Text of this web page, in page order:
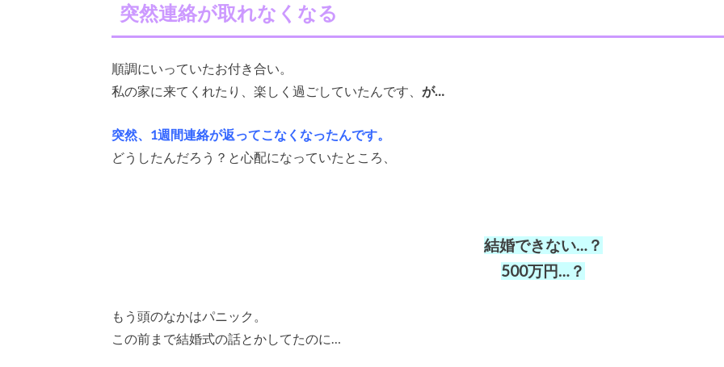
突然連絡が取れなくなる
順調にいっていたお付き合い。
私の家に来てくれたり、楽しく過ごしていたんです、 が…
突然、1週間連絡が返ってこなくなったんです。
どうしたんだろう？と心配になっていたところ、
結婚できない…？
500万円…？
もう頭のなかはパニック。
この前まで結婚式の話とかしてたのに…